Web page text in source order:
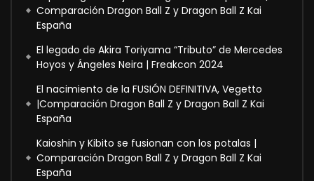
Comparación Dragon Ball Z y Dragon Ball Z Kai
España
El legado de Akira Toriyama “Tributo” de Mercedes
Hoyos y Ángeles Neira | Freakcon 2024
El nacimiento de la FUSIÓN DEFINITIVA, Vegetto
|Comparación Dragon Ball Z y Dragon Ball Z Kai
España
Kaioshin y Kibito se fusionan con los potalas |
Comparación Dragon Ball Z y Dragon Ball Z Kai
España